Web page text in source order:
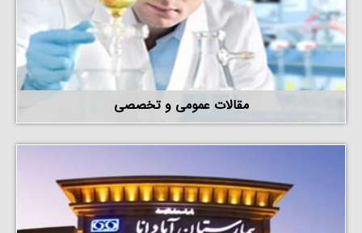
مقالات عمومی و تخصصی